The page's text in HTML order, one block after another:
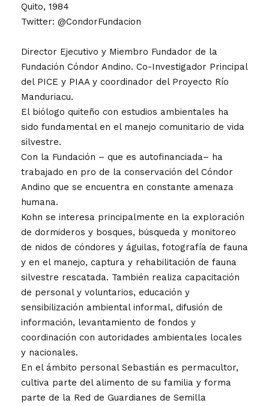
Quito, 1984
Twitter: @CondorFundacion
Director Ejecutivo y Miembro Fundador de la
Fundación Cóndor Andino. Co-Investigador Principal
del PICE y PIAA y coordinador del Proyecto Río
Manduriacu.
El biólogo quiteño con estudios ambientales ha
sido fundamental en el manejo comunitario de vida
silvestre.
Con la Fundación – que es autofinanciada– ha
trabajado en pro de la conservación del Cóndor
Andino que se encuentra en constante amenaza
humana.
Kohn se interesa principalmente en la exploración
de dormideros y bosques, búsqueda y monitoreo
de nidos de cóndores y águilas, fotografía de fauna
y en el manejo, captura y rehabilitación de fauna
silvestre rescatada. También realiza capacitación
de personal y voluntarios, educación y
sensibilización ambiental informal, difusión de
información, levantamiento de fondos y
coordinación con autoridades ambientales locales
y nacionales.
En el ámbito personal Sebastián es permacultor,
cultiva parte del alimento de su familia y forma
parte de la Red de Guardianes de Semilla